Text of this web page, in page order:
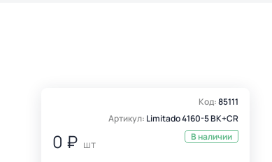
Код:85111
Артикул: Limitado 4160-5 BK+CR
0 ₽ шт
В наличии